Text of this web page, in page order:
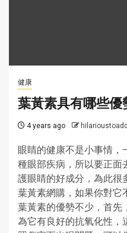
健康
葉黃素具有哪些優
4 years ago
眼睛的健康不是小事情，
種眼部疾病，所以要正面
護眼睛的好成分，為此很
葉黃素網購，如果你對它
葉黃素的優勢不少，首先
為它有良好的抗氧化性，